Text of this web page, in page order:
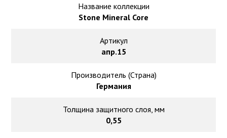
Ковролин под теплый пол
Название коллекции
Stone Mineral Core
Артикул
апр.15
Производитель (Страна)
Германия
Толщина защитного слоя, мм
0,55